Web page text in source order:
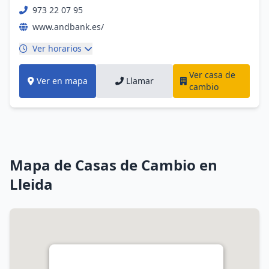
973 22 07 95
www.andbank.es/
Ver horarios
Ver en mapa Llamar
Ver casa de
cambio
Mapa de Casas de Cambio en
Lleida